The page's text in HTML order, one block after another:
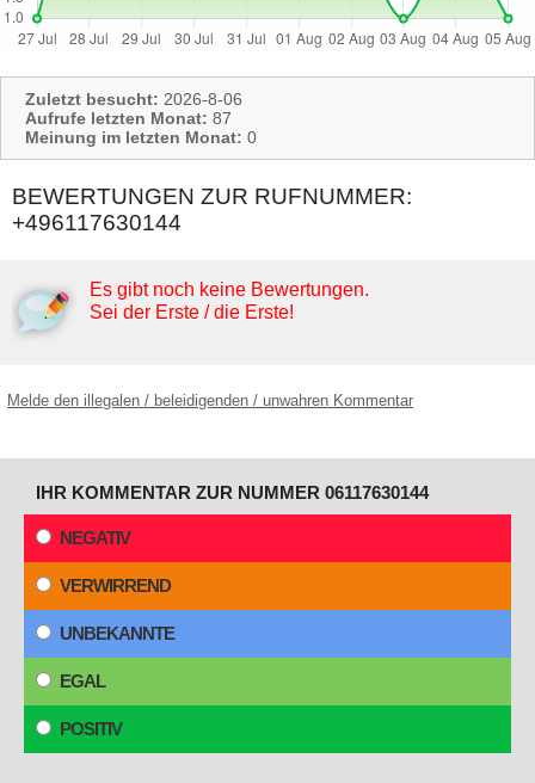
Zuletzt besucht: 2026-8-06
Aufrufe letzten Monat: 87
Meinung im letzten Monat: 0
BEWERTUNGEN ZUR RUFNUMMER:
+496117630144
Es gibt noch keine Bewertungen.
Sei der Erste / die Erste!
Melde den illegalen / beleidigenden / unwahren Kommentar
IHR KOMMENTAR ZUR NUMMER 06117630144
NEGATIV
VERWIRREND
UNBEKANNTE
EGAL
POSITIV